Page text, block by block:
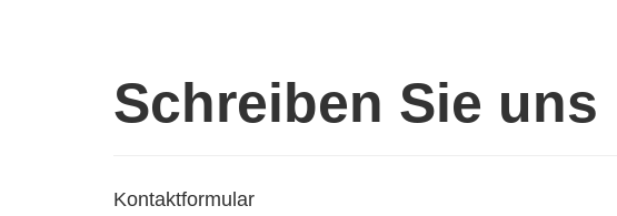
Schreiben Sie uns
Kontaktformular